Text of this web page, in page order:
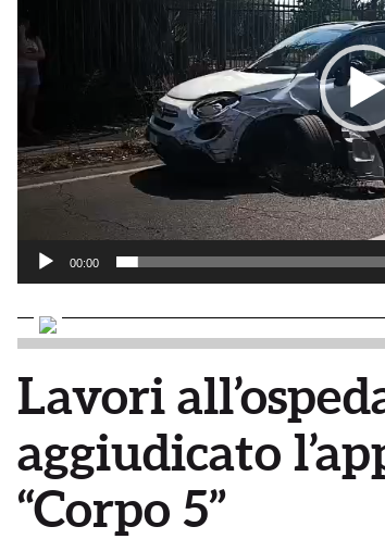
00:00
Lavori
aggiudicato
“Corpo 5”